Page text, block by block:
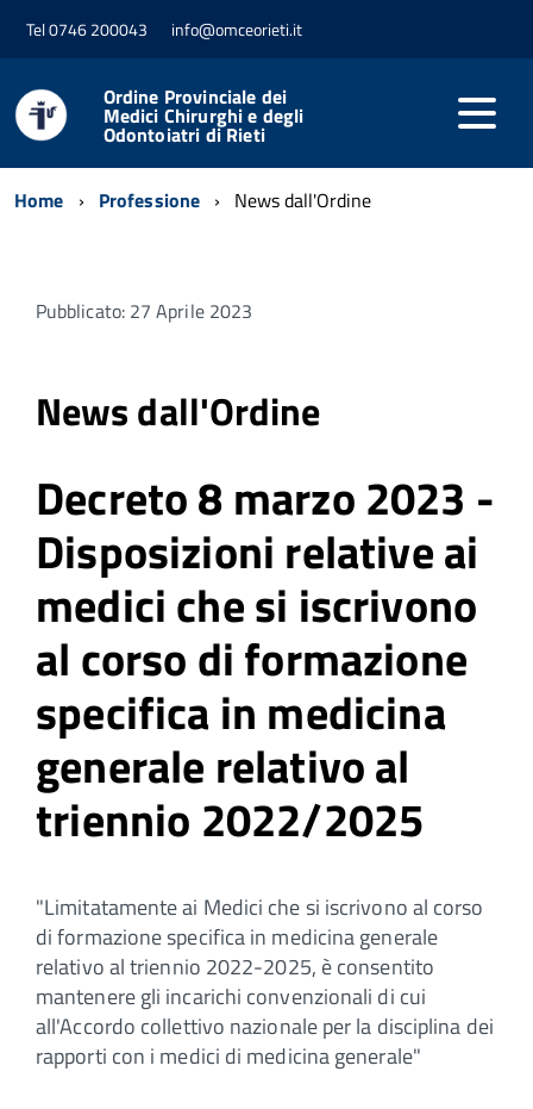
Tel 0746 200043 info@omceorieti.it
Ordine Provinciale dei
Medici Chirurghi e degli
Odontoiatri di Rieti
Home Professione News dall'Ordine
Pubblicato: 27 Aprile 2023
News dall'Ordine
Decreto 8 marzo 2023 -
Disposizioni relative ai
medici che si iscrivono
al corso di formazione
specifica in medicina
generale relativo al
triennio 2022/2025
"Limitatamente ai Medici che si iscrivono al corso
di formazione specifica in medicina generale
relativo al triennio 2022-2025, è consentito
mantenere gli incarichi convenzionali di cui
all'Accordo collettivo nazionale per la disciplina dei
rapporti con i medici di medicina generale"